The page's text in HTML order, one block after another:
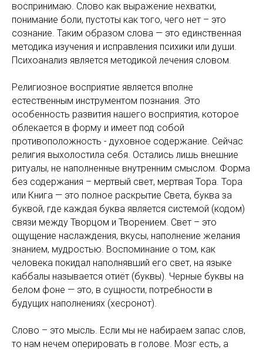
воспринимаю. Слово как выражение нехватки,
понимание боли, пустоты как того, чего нет – это
сознание. Таким образом слова — это единственная
методика изучения и исправления психики или души.
Психоанализ является методикой лечения словом.
Религиозное восприятие является вполне
естественным инструментом познания. Это
особенность развития нашего восприятия, которое
облекается в форму и имеет под собой
противоположность - духовное содержание. Сейчас
религия выхолостила себя. Остались лишь внешние
ритуалы, не наполненные внутренним смыслом. Форма
без содержания – мертвый свет, мертвая Тора. Тора
или Книга — это полное раскрытие Света, буква за
буквой, где каждая буква является системой (кодом)
связи между Творцом и Творением. Свет – это
ощущение наслаждения, вкусы, наполнение желания
знанием, мудростью. Воспоминание о том, как
человека покидал наполнявший его свет, на языке
каббалы называется отиёт (буквы). Черные буквы на
белом фоне — это, в сущности, потребности в
будущих наполнениях (хесронот).
Слово – это мысль. Если мы не набираем запас слов,
то нам нечем оперировать в голове. Мозг есть, а